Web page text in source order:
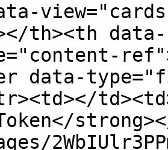
th><th
data-